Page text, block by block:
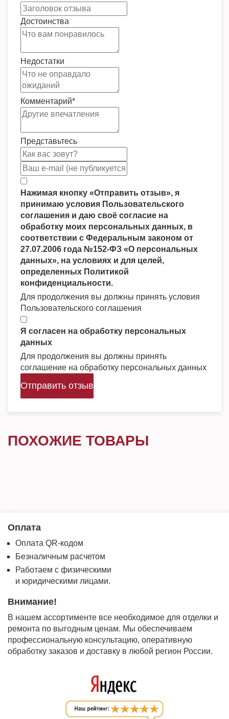
Достоинства
Недостатки
Комментарий*
Представьтесь
Нажимая кнопку «Отправить отзыв», я
принимаю условия Пользовательского
соглашения и даю своё согласие на
обработку моих персональных данных, в
соответствии с Федеральным законом от
27.07.2006 года №152-ФЗ «О персональных
данных», на условиях и для целей,
определенных Политикой
конфиденциальности.
Для продолжения вы должны принять условия
Пользовательского соглашения
Я согласен на обработку персональных
данных
Для продолжения вы должны принять
соглашение на обработку персональных данных
Отправить отзыв
ПОХОЖИЕ ТОВАРЫ
Оплата
Оплата QR-кодом
Безналичным расчетом
Работаем с физическими
и юридическими лицами.
Внимание!
В нашем ассортименте все необходимое для отделки и
ремонта по выгодным ценам. Мы обеспечиваем
профессиональную консультацию, оперативную
обработку заказов и доставку в любой регион России.